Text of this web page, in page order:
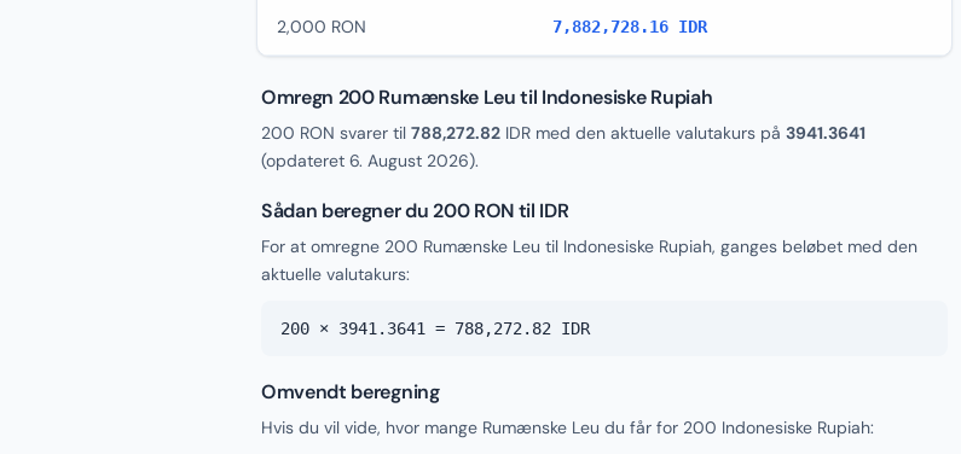
2,000 RON 7,882,728.16 IDR
Omregn 200 Rumænske Leu til Indonesiske Rupiah
200 RON svarer til 788,272.82 IDR med den aktuelle valutakurs på 3941.3641
(opdateret 6. August 2026).
Sådan beregner du 200 RON til IDR
For at omregne 200 Rumænske Leu til Indonesiske Rupiah, ganges beløbet med den
aktuelle valutakurs:
200 × 3941.3641 = 788,272.82 IDR
Omvendt beregning
Hvis du vil vide, hvor mange Rumænske Leu du får for 200 Indonesiske Rupiah: